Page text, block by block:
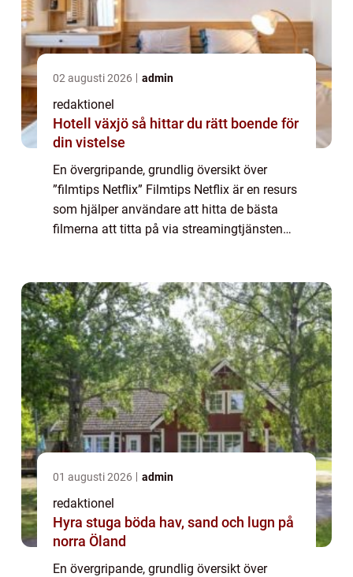
02 augusti 2026 admin
redaktionel
Hotell växjö så hittar du rätt boende för
din vistelse
En övergripande, grundlig översikt över
”filmtips Netflix” Filmtips Netflix är en resurs
som hjälper användare att hitta de bästa
filmerna att titta på via streamingtjänsten
01 augusti 2026 admin
redaktionel
Hyra stuga böda hav, sand och lugn på
norra Öland
En övergripande, grundlig översikt över